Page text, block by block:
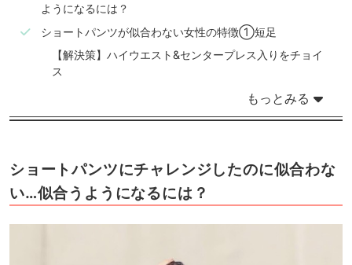
ようになるには？
ショートパンツが似合わない女性の特徴①短足
【解決策】ハイウエスト&センタープレス入りをチョイ
ス
もっとみる
ショートパンツにチャレンジしたのに似合わな
い…似合うようになるには？